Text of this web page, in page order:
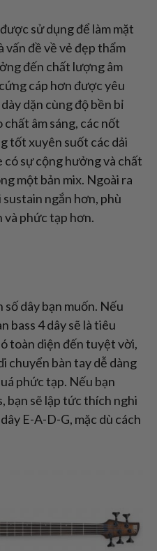
sử dụng để làm mặt
vấn đề về vẻ đẹp thẩm
đến chất lượng âm
cáp hơn được yêu
dặn cùng độ bền bỉ
chất âm sáng, các nốt
tốt xuyên suốt các dải
có sự cộng hưởng và chất
một bản mix. Ngoài ra
ngắn hơn, phù
và phức tạp hơn.
dây bạn muốn. Nếu
bass 4 dây sẽ là tiêu
toàn diện đến tuyệt vời,
chuyển bàn tay dễ dàng
phức tạp. Nếu bạn
bạn sẽ lập tức thích nghi
E-A-D-G, mặc dù cách